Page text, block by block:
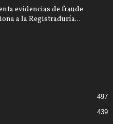
evidencias de fraude
a la Registraduría...
497
439